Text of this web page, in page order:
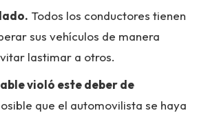
Todos los conductores tienen
sus vehículos de manera
lastimar a otros.
violó este deber de
que el automovilista se haya